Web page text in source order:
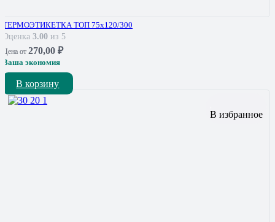
ТЕРМОЭТИКЕТКА ТОП 75х120/300
Оценка 3.00 из 5
Цена от 270,00 ₽
Ваша экономия
В корзину
В избранное